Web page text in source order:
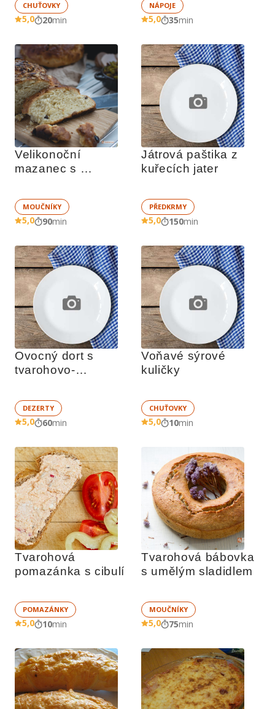
CHUŤOVKY
5,0 20min
NÁPOJE
5,0 35min
Velikonoční
mazanec s
MOUČNÍKY
5,0 90min
Játrová paštika z
kuřecích jater
PŘEDKRMY
5,0 150min
Ovocný dort s
tvarohovo-
DEZERTY
5,0 60min
Voňavé sýrové
kuličky
CHUŤOVKY
5,0 10min
Tvarohová
POMAZÁNKY
5,0 10min
Tvarohová bábovka
s umělým sladidlem
MOUČNÍKY
5,0 75min